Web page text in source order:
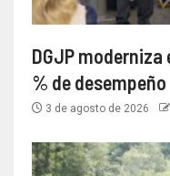
DGJP
% de desempeño
3 de agosto de 2026